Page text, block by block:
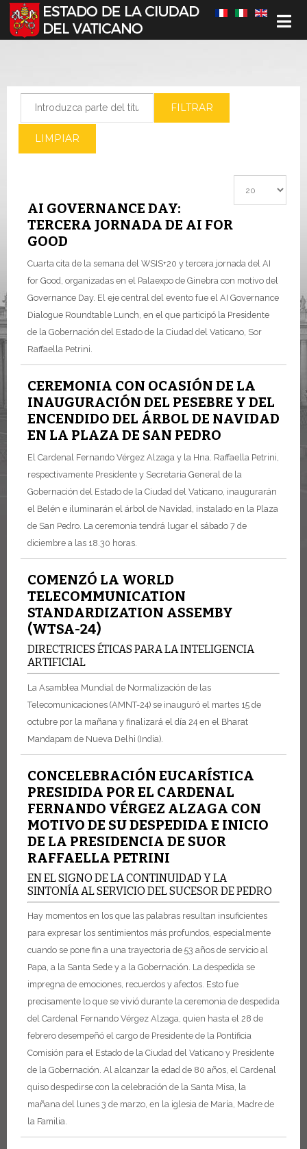
Seleccione su idioma
FILTRAR
LIMPIAR
AI GOVERNANCE DAY:
TERCERA JORNADA DE AI FOR
GOOD
Cuarta cita de la semana del WSIS+20 y tercera jornada del AI
for Good, organizadas en el Palaexpo de Ginebra con motivo del
Governance Day. El eje central del evento fue el AI Governance
Dialogue Roundtable Lunch, en el que participó la Presidente
de la Gobernación del Estado de la Ciudad del Vaticano, Sor
Raffaella Petrini.
CEREMONIA CON OCASIÓN DE LA
INAUGURACIÓN DEL PESEBRE Y DEL
ENCENDIDO DEL ÁRBOL DE NAVIDAD
EN LA PLAZA DE SAN PEDRO
El Cardenal Fernando Vérgez Alzaga y la Hna. Raffaella Petrini,
respectivamente Presidente y Secretaria General de la
Gobernación del Estado de la Ciudad del Vaticano, inaugurarán
el Belén e iluminarán el árbol de Navidad, instalado en la Plaza
de San Pedro. La ceremonia tendrá lugar el sábado 7 de
diciembre a las 18.30 horas.
COMENZÓ LA WORLD
TELECOMMUNICATION
STANDARDIZATION ASSEMBY
(WTSA-24)
DIRECTRICES ÉTICAS PARA LA INTELIGENCIA
ARTIFICIAL
La Asamblea Mundial de Normalización de las
Telecomunicaciones (AMNT-24) se inauguró el martes 15 de
octubre por la mañana y finalizará el día 24 en el Bharat
Mandapam de Nueva Delhi (India).
CONCELEBRACIÓN EUCARÍSTICA
PRESIDIDA POR EL CARDENAL
FERNANDO VÉRGEZ ALZAGA CON
MOTIVO DE SU DESPEDIDA E INICIO
DE LA PRESIDENCIA DE SUOR
RAFFAELLA PETRINI
EN EL SIGNO DE LA CONTINUIDAD Y LA
SINTONÍA AL SERVICIO DEL SUCESOR DE PEDRO
Hay momentos en los que las palabras resultan insuficientes
para expresar los sentimientos más profundos, especialmente
cuando se pone fin a una trayectoria de 53 años de servicio al
Papa, a la Santa Sede y a la Gobernación. La despedida se
impregna de emociones, recuerdos y afectos. Esto fue
precisamente lo que se vivió durante la ceremonia de despedida
del Cardenal Fernando Vérgez Alzaga, quien hasta el 28 de
febrero desempeñó el cargo de Presidente de la Pontificia
Comisión para el Estado de la Ciudad del Vaticano y Presidente
de la Gobernación. Al alcanzar la edad de 80 años, el Cardenal
quiso despedirse con la celebración de la Santa Misa, la
mañana del lunes 3 de marzo, en la iglesia de María, Madre de
la Familia.